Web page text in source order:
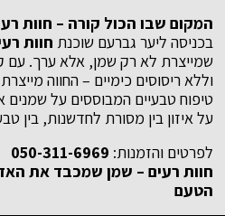
המקום שבו הכול קורה – חוות
בכניסה ליער גברעם שוכנת חוות
שמייצרת לא רק שמן, אלא ערך. עם
וללא ריסוסים כימיים – החווה מייצרת
טיפוח טבעיים המבוססים על שמנים
על איזון בין מסורת לחדשנות, בין
לפרטים והזמנות: 050-311-6969
חוות רעים – שמן שמכבד את
הטעם